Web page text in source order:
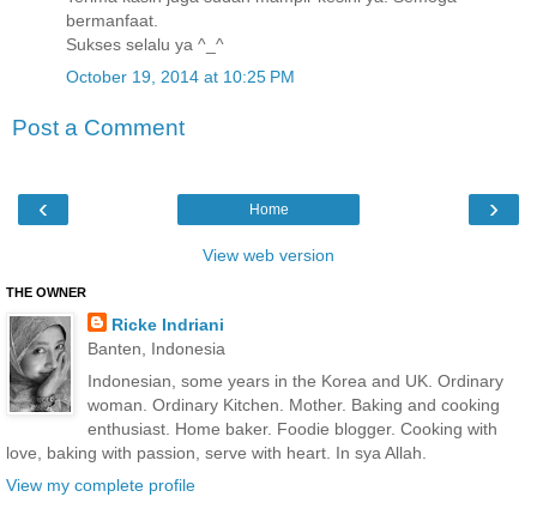
bermanfaat.
Sukses selalu ya ^_^
October 19, 2014 at 10:25 PM
Post a Comment
‹ ›
Home
View web version
THE OWNER
Ricke Indriani
Banten, Indonesia
Indonesian, some years in the Korea and UK. Ordinary
woman. Ordinary Kitchen. Mother. Baking and cooking
enthusiast. Home baker. Foodie blogger. Cooking with
love, baking with passion, serve with heart. In sya Allah.
View my complete profile